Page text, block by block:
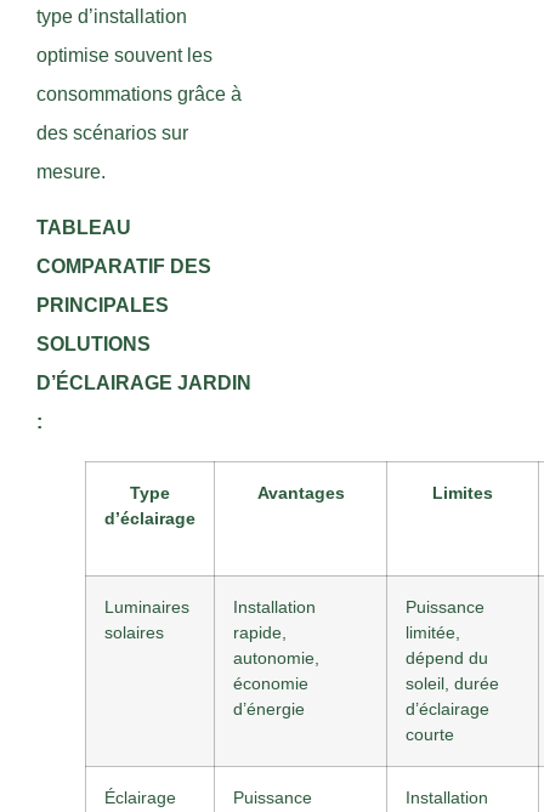
type d’installation
optimise souvent les
consommations grâce à
des scénarios sur
mesure.
TABLEAU
COMPARATIF DES
PRINCIPALES
SOLUTIONS
D’ÉCLAIRAGE JARDIN
:
Type
d’éclairage
Avantages Limites
Luminaires
solaires
Installation
rapide,
autonomie,
économie
d’énergie
Puissance
limitée,
dépend du
soleil, durée
d’éclairage
courte
Éclairage
Puissance
Installation